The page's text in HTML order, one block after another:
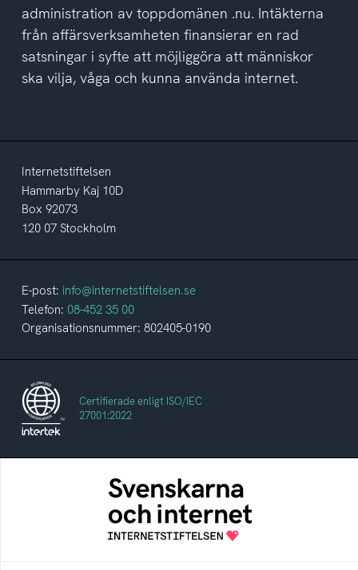
administration av toppdomänen .nu. Intäkterna
från affärsverksamheten finansierar en rad
satsningar i syfte att möjliggöra att människor
ska vilja, våga och kunna använda internet.
Internetstiftelsen
Hammarby Kaj 10D
Box 92073
120 07 Stockholm
E-post: info@internetstiftelsen.se
Telefon: 08-452 35 00
Organisationsnummer: 802405-0190
Certifierade enligt ISO/IEC
27001:2022
Svenskarna och internet
En årlig studie av svenska folkets
internetvanor